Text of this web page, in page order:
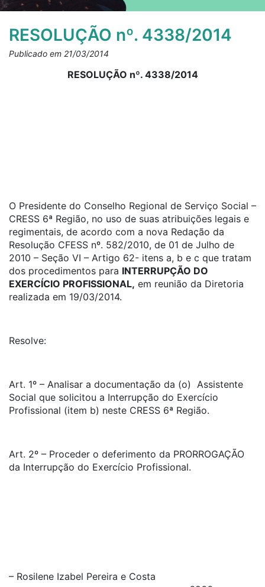
RESOLUÇÃO nº. 4338/2014
Publicado em 21/03/2014
RESOLUÇÃO nº. 4338/2014
O Presidente do Conselho Regional de Serviço Social –
CRESS 6ª Região, no uso de suas atribuições legais e
regimentais, de acordo com a nova Redação da
Resolução CFESS nº. 582/2010, de 01 de Julho de
2010 – Seção VI – Artigo 62- itens a, b e c que tratam
dos procedimentos para INTERRUPÇÃO DO
EXERCÍCIO PROFISSIONAL, em reunião da Diretoria
realizada em 19/03/2014.
Resolve:
Art. 1º – Analisar a documentação da (o) Assistente
Social que solicitou a Interrupção do Exercício
Profissional (item b) neste CRESS 6ª Região.
Art. 2º – Proceder o deferimento da PRORROGAÇÃO
da Interrupção do Exercício Profissional.
– Rosilene Izabel Pereira e Costa